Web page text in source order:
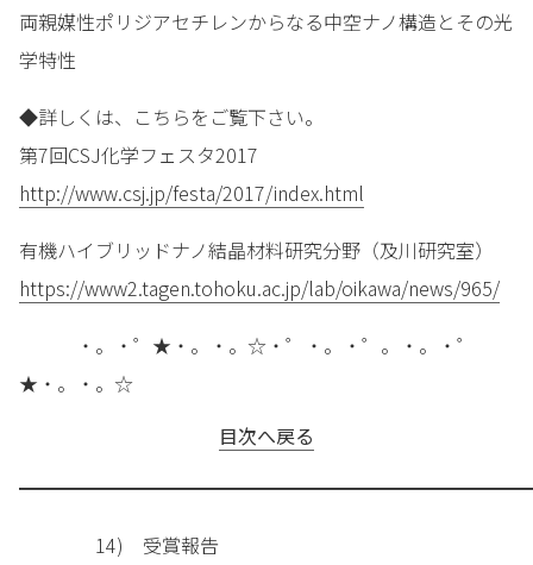
両親媒性ポリジアセチレンからなる中空ナノ構造とその光
学特性
◆詳しくは、こちらをご覧下さい。
第7回CSJ化学フェスタ2017
http://www.csj.jp/festa/2017/index.html
有機ハイブリッドナノ結晶材料研究分野（及川研究室）
https://www2.tagen.tohoku.ac.jp/lab/oikawa/news/965/
・。・゜★・。・。☆・゜・。・゜。・。・゜
★・。・。☆
目次へ戻る
14) 受賞報告